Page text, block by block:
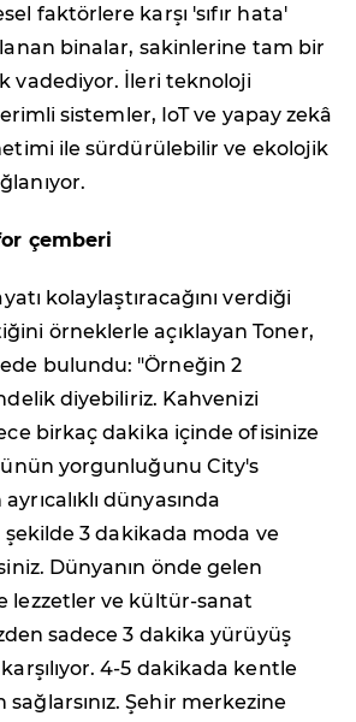
faktörlere karşı 'sıfır hata'
binalar, sakinlerine tam bir
vadediyor. İleri teknoloji
sistemler, IoT ve yapay zekâ
ile sürdürülebilir ve ekolojik
çemberi
kolaylaştıracağını verdiği
örneklerle açıklayan Toner,
bulundu: "Örneğin 2
diyebiliriz. Kahvenizi
birkaç dakika içinde ofisinize
yorgunluğunu City's
dünyasında
şekilde 3 dakikada moda ve
Dünyanın önde gelen
lezzetler ve kültür-sanat
sadece 3 dakika yürüyüş
4-5 dakikada kentle
Şehir merkezine